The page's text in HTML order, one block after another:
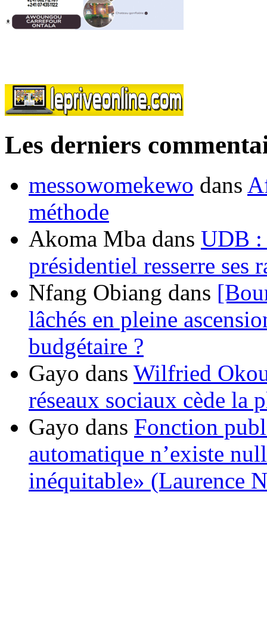
Les derniers
messowomekewo dans
méthode
Akoma Mba dans UDB :
présidentiel resserre ses
Nfang Obiang dans
lâchés en pleine
budgétaire ?
Gayo dans Wilfried
réseaux sociaux cède la
Gayo dans Fonction
automatique n’existe
inéquitable» (Laurence